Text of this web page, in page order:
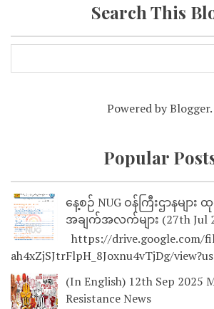
Search This
Powered byBlogger.
Popular
နေ့စဉ် NUG ဝန်ကြီးဌာနမျ
အချက်အလက်များ (27th Jul
https://drive.google.com/
ah4xZjSJtrFlpH_8Joxnu4vTjDg/
(In English) 12th Sep 2025
Resistance News